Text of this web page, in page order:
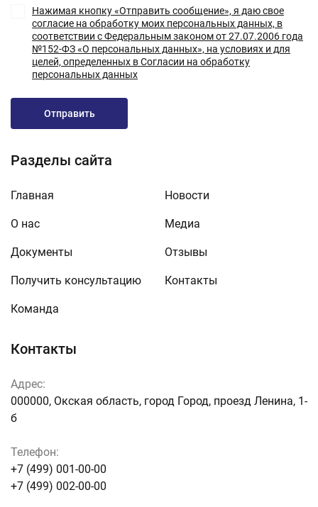
Контакты
Адрес:
000000, Окская область, город Город, проезд Ленина, 1-
б
Телефон:
+7 (499) 001-00-00
+7 (499) 002-00-00
Разделы сайта
Главная
О нас
Документы
Получить консультацию
Команда
Новости
Медиа
Отзывы
Контакты
Нажимая кнопку «Отправить сообщение», я даю свое
согласие на обработку моих персональных данных, в
соответствии с Федеральным законом от 27.07.2006 года
№152-ФЗ «О персональных данных», на условиях и для
целей, определенных в Согласии на обработку
персональных данных
Отправить